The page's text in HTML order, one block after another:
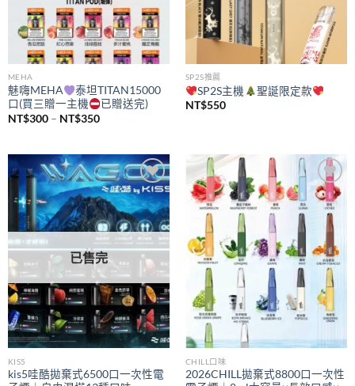
MEHA
魅嗨MEHA
泰坦TITAN15000
口(買三贈一主機
已贈送完)
NT$300 – NT$350價
NT$300
到
NT$350
SP2S推薦
SP2S主機
聖誕限定款
NT$550
Add to
wishlist
已售完
KIS5
kis5哇酷拋棄式6500口一次性電
Add to
wishlist
CHILL口味
2026CHILL拋棄式8800口一次性